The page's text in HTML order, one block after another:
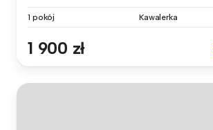
1 pokój Kawalerka
1 900 zł